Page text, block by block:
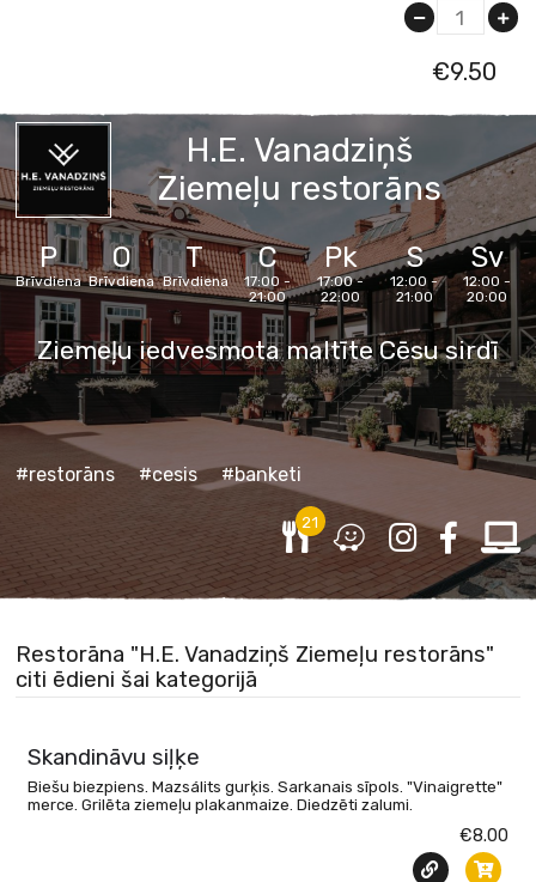
1
€9.50
H.E. Vanadziņš
Ziemeļu restorāns
P
Brīvdiena
O
Brīvdiena
T
Brīvdiena
C
17:00 -
21:00
Pk
17:00 -
22:00
S
12:00 -
21:00
Sv
12:00 -
20:00
Ziemeļu iedvesmota maltīte Cēsu sirdī
#restorāns #cesis #banketi
21
Restorāna "H.E. Vanadziņš Ziemeļu restorāns"
citi ēdieni šai kategorijā
Skandināvu siļķe
Biešu biezpiens. Mazsálits gurķis. Sarkanais sīpols. "Vinaigrette"
merce. Grilēta ziemeļu plakanmaize. Diedzēti zalumi.
€8.00